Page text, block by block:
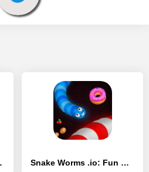
Snake Worms .io: Fun Game Zone - [MOD Много монет]